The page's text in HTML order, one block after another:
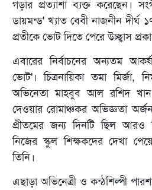
গড়ার প্রত্যাশা ব্যক্ত করেছেন।
ডায়মন্ড' খ্যাত বেবী নাজনীন
প্রতীকে ভোট দিতে পেরে উচ্ছ্বাস
এবারের নির্বাচনের অন্যতম
ভোট'। চিত্রনায়িকা তমা মির্জা,
অভিনেতা মাহবুব আল রশিদ
দেওয়ার রোমাঞ্চকর অভিজ্ঞতা
প্রীতমের জন্য দিনটি ছিল আরও
নিজের স্কুল শিক্ষকদের দেখা
তিনি।
এছাড়া অভিনেত্রী ও কন্ঠশিল্পী